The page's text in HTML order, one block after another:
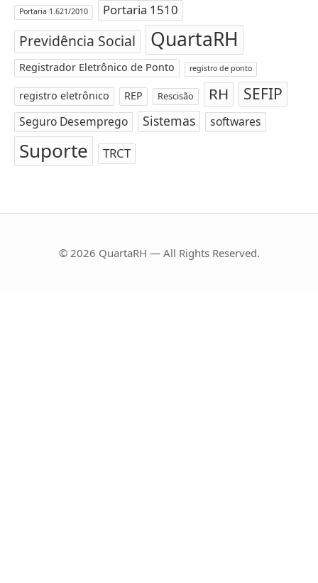
Portaria 1.621/2010 Portaria 1510
Previdência Social QuartaRH
Registrador Eletrônico de Ponto registro de ponto
registro eletrônico REP Rescisão RH SEFIP
Seguro Desemprego Sistemas softwares
Suporte TRCT
© 2026 QuartaRH — All Rights Reserved.